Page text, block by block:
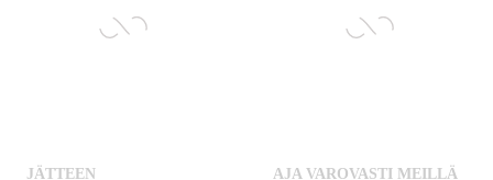
JÄTTEEN
AJA VAROVASTI MEILLÄ